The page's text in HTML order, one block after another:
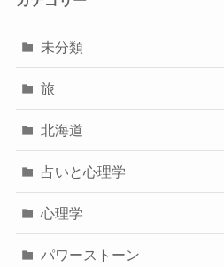
未分類
旅
北海道
占いと心理学
心理学
パワーストーン